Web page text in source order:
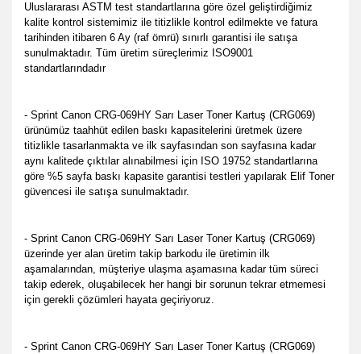
Uluslararası ASTM test standartlarına göre özel geliştirdiğimiz
kalite kontrol sistemimiz ile titizlikle kontrol edilmekte ve fatura
tarihinden itibaren 6 Ay (raf ömrü) sınırlı garantisi ile satışa
sunulmaktadır. Tüm üretim süreçlerimiz ISO9001
standartlarındadır
- Sprint Canon CRG-069HY Sarı Laser Toner Kartuş (CRG069)
ürünümüz taahhüt edilen baskı kapasitelerini üretmek üzere
titizlikle tasarlanmakta ve ilk sayfasından son sayfasına kadar
aynı kalitede çıktılar alınabilmesi için ISO 19752 standartlarına
göre %5 sayfa baskı kapasite garantisi testleri yapılarak Elif Toner
güvencesi ile satışa sunulmaktadır.
- Sprint Canon CRG-069HY Sarı Laser Toner Kartuş (CRG069)
üzerinde yer alan üretim takip barkodu ile üretimin ilk
aşamalarından, müşteriye ulaşma aşamasına kadar tüm süreci
takip ederek, oluşabilecek her hangi bir sorunun tekrar etmemesi
için gerekli çözümleri hayata geçiriyoruz.
- Sprint Canon CRG-069HY Sarı Laser Toner Kartuş (CRG069)